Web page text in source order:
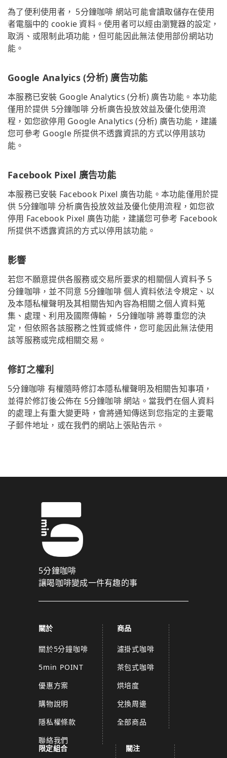
為了便利使用者， 5分鐘咖啡 網站可能會讀取儲存在使用
者電腦中的 cookie 資料。使用者可以經由瀏覽器的設定，
取消、或限制此項功能，但可能因此無法使用部份網站功
能。
Google Analyics (分析) 廣告功能
本服務已安裝 Google Analytics (分析) 廣告功能。本功能
僅用於提供 5分鐘咖啡 分析廣告投放效益及優化使用流
程，如您欲停用 Google Analytics (分析) 廣告功能，建議
您可參考 Google 所提供不透露資訊的方式以停用該功
能。
Facebook Pixel 廣告功能
本服務已安裝 Facebook Pixel 廣告功能。本功能僅用於提
供 5分鐘咖啡 分析廣告投放效益及優化使用流程，如您欲
停用 Facebook Pixel 廣告功能，建議您可參考 Facebook
所提供不透露資訊的方式以停用該功能。
影響
若您不願意提供各服務或交易所要求的相關個人資料予 5
分鐘咖啡，並不同意 5分鐘咖啡 個人資料依法令規定、以
及本隱私權聲明及其相關告知內容為相關之個人資料蒐
集、處理、利用及國際傳輸， 5分鐘咖啡 將尊重您的決
定，但依照各該服務之性質或條件，您可能因此無法使用
該等服務或完成相關交易。
修訂之權利
5分鐘咖啡 有權隨時修訂本隱私權聲明及相關告知事項，
並得於修訂後公佈在 5分鐘咖啡 網站。當我們在個人資料
的處理上有重大變更時，會將通知傳送到您指定的主要電
子郵件地址，或在我們的網站上張貼告示。
5分鐘咖啡
讓喝咖啡變成一件有趣的事
關於
關於5分鐘咖啡
5min POINT
優惠方案
購物說明
隱私權條款
聯絡我們
商品
濾掛式咖啡
茶包式咖啡
烘培度
兌換周邊
全部商品
限定組合 關注